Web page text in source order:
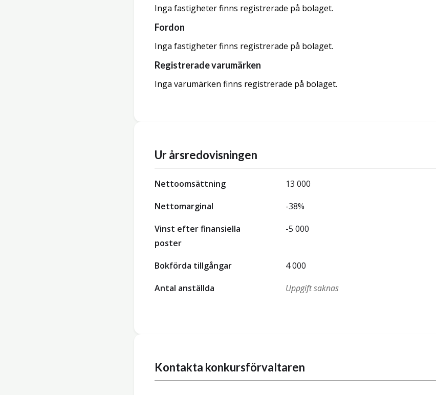
Inga fastigheter finns registrerade på bolaget.
Fordon
Inga fastigheter finns registrerade på bolaget.
Registrerade varumärken
Inga varumärken finns registrerade på bolaget.
Ur årsredovisningen
Nettoomsättning
13 000
Nettomarginal
-38%
Vinst efter finansiella
poster
-5 000
Bokförda tillgångar
4 000
Antal anställda
Uppgift saknas
Kontakta konkursförvaltaren